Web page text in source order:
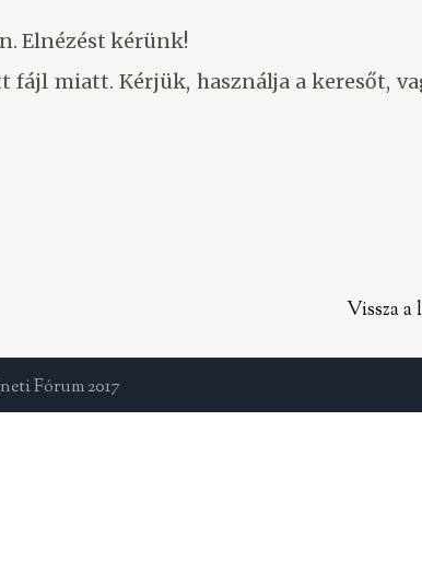
Elnézést kérünk!
miatt. Kérjük, használja a keresőt,
Vissza a
Fórum 2017